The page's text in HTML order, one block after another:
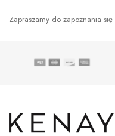
Zapraszamy do zapoznania